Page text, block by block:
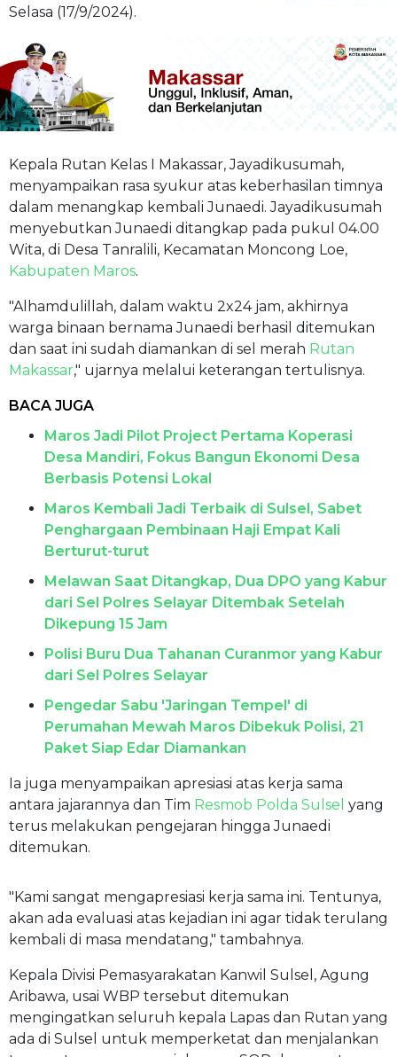
Selasa (17/9/2024).
Kepala Rutan Kelas I Makassar, Jayadikusumah,
menyampaikan rasa syukur atas keberhasilan timnya
dalam menangkap kembali Junaedi. Jayadikusumah
menyebutkan Junaedi ditangkap pada pukul 04.00
Wita, di Desa Tanralili, Kecamatan Moncong Loe,
Kabupaten Maros.
"Alhamdulillah, dalam waktu 2x24 jam, akhirnya
warga binaan bernama Junaedi berhasil ditemukan
dan saat ini sudah diamankan di sel merah Rutan
Makassar," ujarnya melalui keterangan tertulisnya.
BACA JUGA
Maros Jadi Pilot Project Pertama Koperasi
Desa Mandiri, Fokus Bangun Ekonomi Desa
Berbasis Potensi Lokal
Maros Kembali Jadi Terbaik di Sulsel, Sabet
Penghargaan Pembinaan Haji Empat Kali
Berturut-turut
Melawan Saat Ditangkap, Dua DPO yang Kabur
dari Sel Polres Selayar Ditembak Setelah
Dikepung 15 Jam
Polisi Buru Dua Tahanan Curanmor yang Kabur
dari Sel Polres Selayar
Pengedar Sabu 'Jaringan Tempel' di
Perumahan Mewah Maros Dibekuk Polisi, 21
Paket Siap Edar Diamankan
Ia juga menyampaikan apresiasi atas kerja sama
antara jajarannya dan Tim Resmob Polda Sulsel yang
terus melakukan pengejaran hingga Junaedi
ditemukan.
"Kami sangat mengapresiasi kerja sama ini. Tentunya,
akan ada evaluasi atas kejadian ini agar tidak terulang
kembali di masa mendatang," tambahnya.
Kepala Divisi Pemasyarakatan Kanwil Sulsel, Agung
Aribawa, usai WBP tersebut ditemukan
mengingatkan seluruh kepala Lapas dan Rutan yang
ada di Sulsel untuk memperketat dan menjalankan